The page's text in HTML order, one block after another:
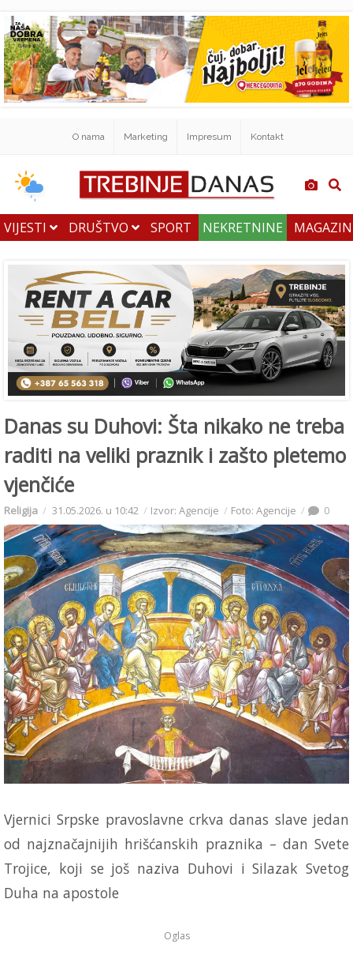
O nama Marketing Impresum Kontakt
VIJESTI DRUŠTVO SPORT NEKRETNINE
Danas su Duhovi: Šta nikako ne treba
raditi na veliki praznik i zašto pletemo
vjenčiće
Religija 31.05.2026. u 10:42 Izvor: Agencije Foto: Agencije 0
Vjernici Srpske pravoslavne crkva danas slave jedan
od najznačajnijih hrišćanskih praznika – dan Svete
Trojice, koji se još naziva Duhovi i Silazak Svetog
Duha na apostole
Oglas